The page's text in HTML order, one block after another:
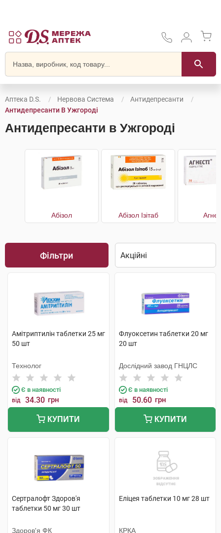
Аптека D.S. Нервова Система
Антидепресанти
Антидепресанти В Ужгороді
Антидепресанти в Ужгороді
Абізол Абізол Ізітаб
Фільтри
Амітриптилін таблетки 25 мг
50 шт
Технолог
Є в наявності
від 34.30 грн
КУПИТИ
Флуоксетин таблетки 20 мг
20 шт
Дослідний завод ГНЦЛС
Є в наявності
від 50.60 грн
КУПИТИ
Сертралофт Здоров'я
таблетки 50 мг 30 шт
Здоров'я ФК
Еліцея таблетки 10 мг 28 шт
КРКА